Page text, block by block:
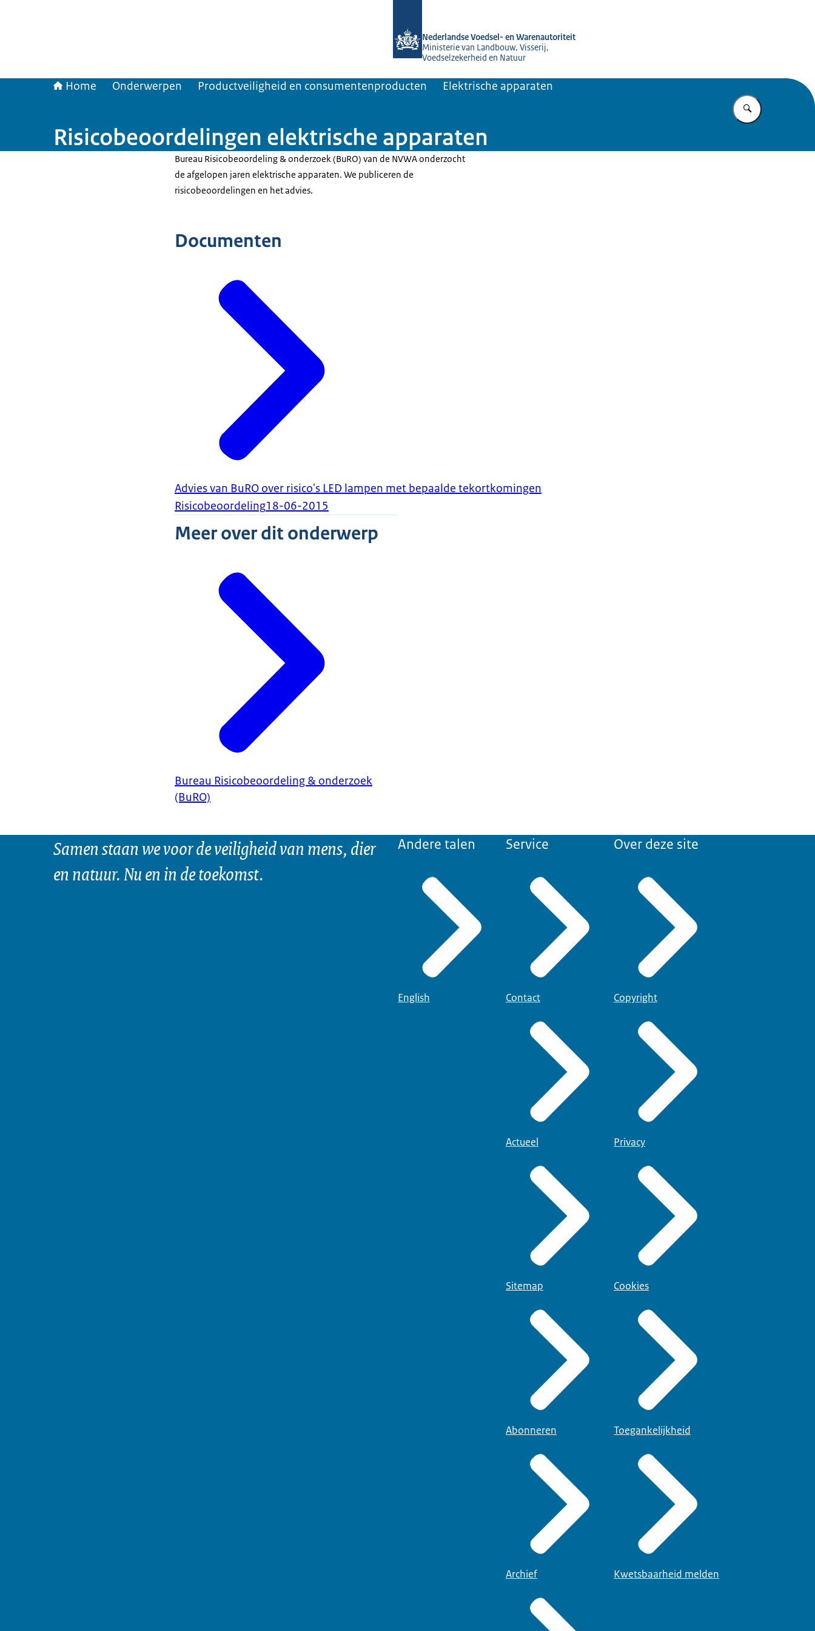
Nederlandse Voedsel- en Warenautoriteit
Ministerie van Landbouw, Visserij,
Voedselzekerheid en Natuur
Home Onderwerpen Productveiligheid en consumentenproducten Elektrische apparaten
Vul in wat u
Risicobeoordelingen elektrische apparaten
Bureau Risicobeoordeling & onderzoek (BuRO) van de NVWA onderzocht
de afgelopen jaren elektrische apparaten. We publiceren de
risicobeoordelingen en het advies.
Documenten
Advies van BuRO over risico's LED lampen met bepaalde tekortkomingen
Risicobeoordeling18-06-2015
Meer over dit onderwerp
Bureau Risicobeoordeling & onderzoek
(BuRO)
Samen staan we voor de veiligheid van mens, dier
en natuur. Nu en in de toekomst.
Andere talen
English
Service
Contact
Actueel
Sitemap
Abonneren
Archief
Over deze site
Copyright
Privacy
Cookies
Toegankelijkheid
Kwetsbaarheid melden